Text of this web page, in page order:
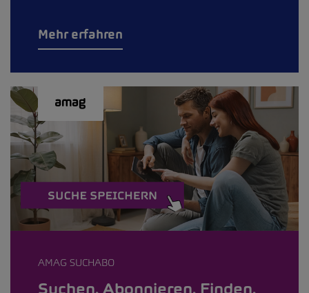
Mehr erfahren
AMAG SUCHABO
Suchen. Abonnieren. Finden.